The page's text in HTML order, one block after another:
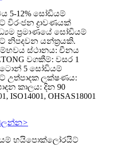
5-12% සෝඩියම්
ද්‍රාවණයක්
ප්‍රමාණයේ සෝඩියම්
නිපදවන යන්ත්‍රයකි.
ස්ථානය: චීනය
වගකීම්: වසර 1
ටොන් 5 සෝඩියම්
උත්පාදක ලක්ෂණය:
කාලය: දින 90
ISO14001, OHSAS18001
>